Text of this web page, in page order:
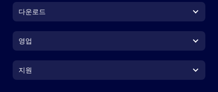
다운로드
Zoom Rooms 앱Zoom Rooms 앱
Zoom Rooms Controller
영업
영업팀에 문의
지원
지원